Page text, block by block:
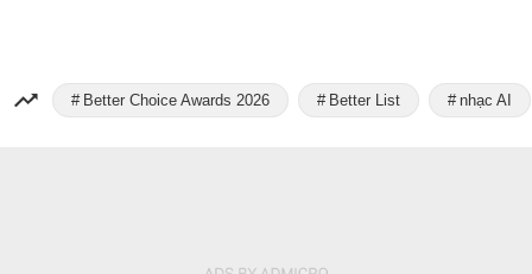
Better Choice Awards 2026 Better List nhạc AI